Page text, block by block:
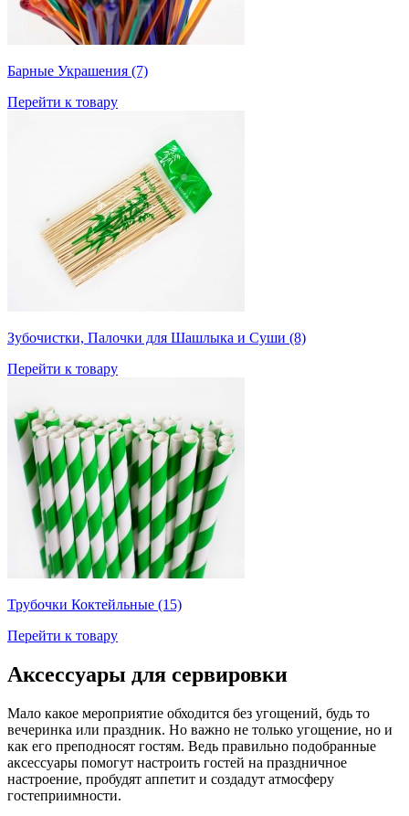
Барные Украшения (7)
Перейти к товару
Зубочистки, Палочки для Шашлыка и Суши (8)
Перейти к товару
Трубочки Коктейльные (15)
Перейти к товару
Аксессуары для сервировки
Мало какое мероприятие обходится без угощений, будь то
вечеринка или праздник. Но важно не только угощение, но и
как его преподносят гостям. Ведь правильно подобранные
аксессуары помогут настроить гостей на праздничное
настроение, пробудят аппетит и создадут атмосферу
гостеприимности.